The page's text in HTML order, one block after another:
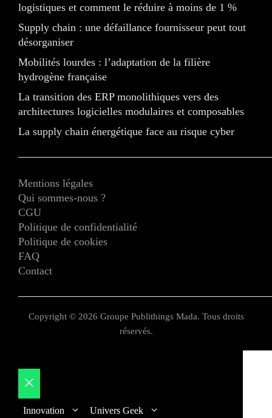
logistiques et comment le réduire à moins de 1 %
Supply chain : une défaillance fournisseur peut tout
désorganiser
Mobilités lourdes : l’adaptation de la filière
hydrogène française
La transition des ERP monolithiques vers des
architectures logicielles modulaires et composables
La supply chain énergétique face au risque cyber
Mentions légales
Qui sommes-nous ?
CGU
Politique de confidentialité
Politique de cookies
FAQ
Contact
Copyright © 2026 Groupe Publithings Mada. Tous droits
réservés.
Fermer
Innovation Univers Geek